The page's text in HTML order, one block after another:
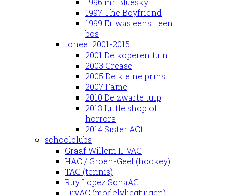
1997 The Boyfriend
1999 Er was eens... een
bos
toneel 2001-2015
2001 De koperen tuin
2003 Grease
2005 De kleine prins
2007 Fame
2010 De zwarte tulp
2013 Little shop of
horrors
2014 Sister ACt
schoolclubs
Graaf Willem II-VAC
HAC / Groen-Geel (hockey)
TAC (tennis)
Ruy Lopez SchaAC
LuvAC (modelvliegtuigen)